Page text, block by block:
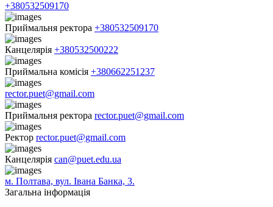
+380532509170
Приймальня ректора +380532509170
Канцелярія +380532500222
Приймальна комісія +380662251237
rector.puet@gmail.com
Приймальня ректора rector.puet@gmail.com
Ректор rector.puet@gmail.com
Канцелярія can@puet.edu.ua
м. Полтава, вул. Івана Банка, 3.
Загальна інформація